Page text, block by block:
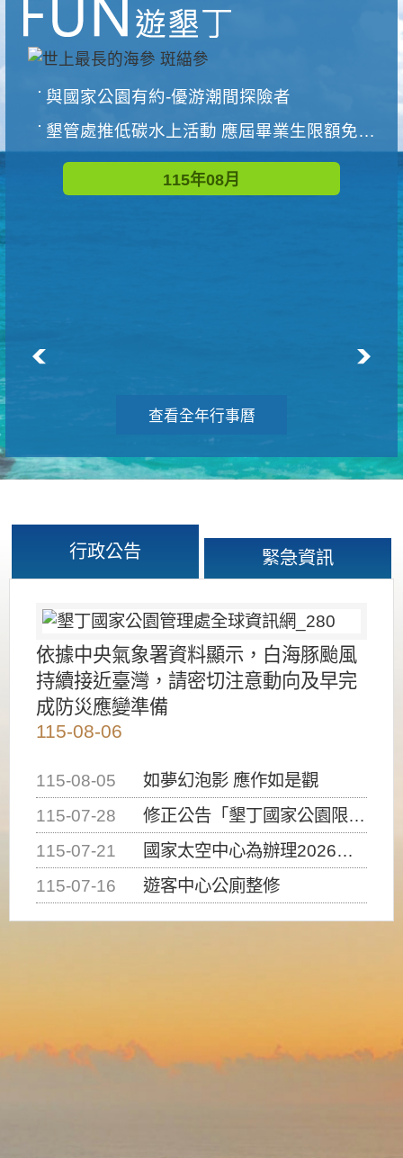
與國家公園有約-優游潮間探險者
墾管處推低碳水上活動 應屆畢業生限額免費參加
115年08月
查看全年行事曆
行政公告 緊急資訊
依據中央氣象署資料顯示，白海豚颱風
持續接近臺灣，請密切注意動向及早完
成防災應變準備
115-08-06
115-08-05
如夢幻泡影 應作如是觀
115-07-28
修正公告「墾丁國家公園限制水域遊憩活動之種類、範圍、時間及行為」，自即日生效。
115-07-21
國家太空中心為辦理2026台灣盃火箭競賽，陸、海、空域警戒及協調相關事宜，因颱風備案事宜
115-07-16
遊客中心公廁整修